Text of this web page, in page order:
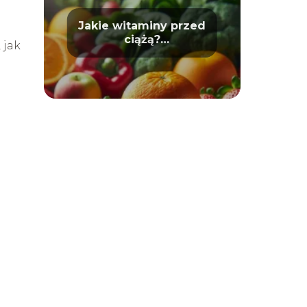
jak
Jakie witaminy przed
ciążą?
Przygotowanie do
macierzyństwa